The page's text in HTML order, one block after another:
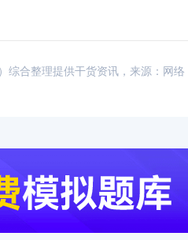
综合整理提供干货资讯，来源：网